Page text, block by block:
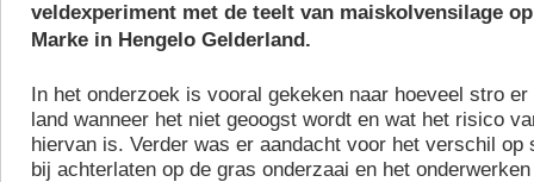
veldexperiment met de teelt van maiskolvensilage
Marke in Hengelo Gelderland.
In het onderzoek is vooral gekeken naar hoeveel stro
land wanneer het niet geoogst wordt en wat het risico
hiervan is. Verder was er aandacht voor het verschil op
bij achterlaten op de gras onderzaai en het